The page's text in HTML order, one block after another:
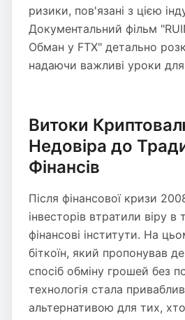
ризики, пов'язані з цією
Документальний фільм
Обман у FTX" детально
надаючи важливі уроки для
Витоки
Недовіра до
Фінансів
Після фінансової кризи
інвесторів втратили віру в
фінансові інститути. На
біткоїн, який пропонував
спосіб обміну грошей без
технологія стала
альтернативою для тих,